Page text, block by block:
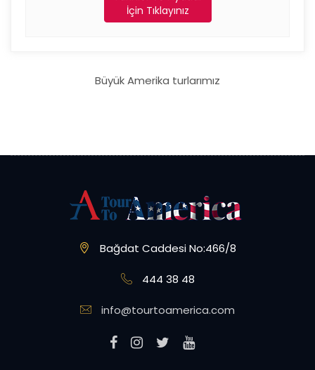
İçin Tıklayınız
Büyük Amerika turlarımız
Bağdat Caddesi No:466/8
444 38 48
info@tourtoamerica.com